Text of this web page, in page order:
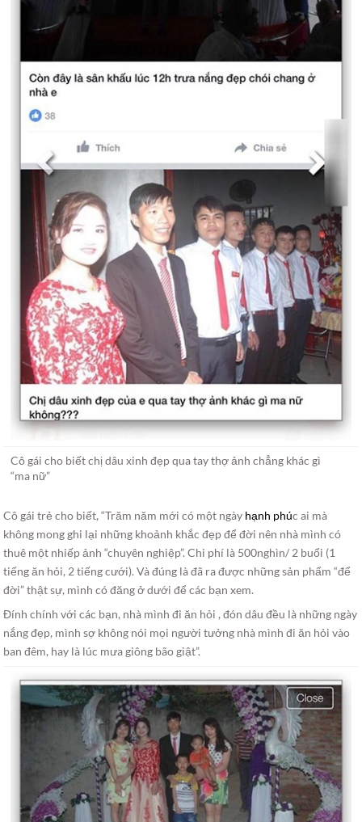
Cô gái cho biết chị dâu xinh đẹp qua tay thợ ảnh chẳng khác gì
“ma nữ”
Cô gái trẻ cho biết, “Trăm năm mới có một ngày hạnh phúc ai mà
không mong ghi lại những khoảnh khắc đẹp để đời nên nhà mình có
thuê một nhiếp ảnh “chuyên nghiệp”. Chi phí là 500nghìn/ 2 buổi (1
tiếng ăn hỏi, 2 tiếng cưới). Và đúng là đã ra được những sản phẩm “để
đời” thật sự, mình có đăng ở dưới để các bạn xem.
Đính chính với các bạn, nhà mình đi ăn hỏi , đón dâu đều là những ngày
nắng đẹp, mình sợ không nói mọi người tưởng nhà mình đi ăn hỏi vào
ban đêm, hay là lúc mưa giông bão giật”.